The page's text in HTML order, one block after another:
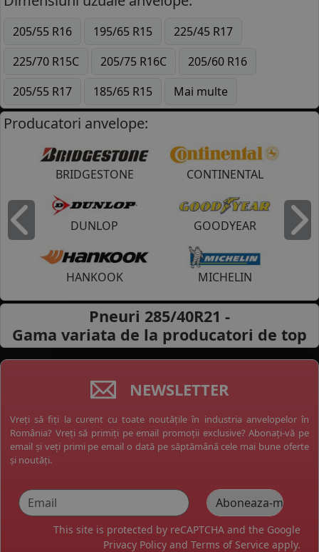
205/55 R16 195/65 R15
225/45 R17
225/70 R15C
205/75 R16C
205/60 R16
205/55 R17
185/65 R15 Mai multe
Producatori anvelope:
BRIDGESTONE CONTINENTAL
DUNLOP GOODYEAR
HANKOOK MICHELIN
Inapoi
Pneuri 285/40R21 -
Gama variata de la producatori de top
NEWSLETTER
Vreți să fiți la curent cu toate noutățile în industria anvelopelor în
România? Vreți să primiți pe email promoții exclusive? Abonați-vă pe
email și veți primi pe email o dată pe săptămână cele mai bune oferte
și noutăți.
This site is protected by reCAPTCHA and the Google
Privacy Policy and Terms of Service apply.